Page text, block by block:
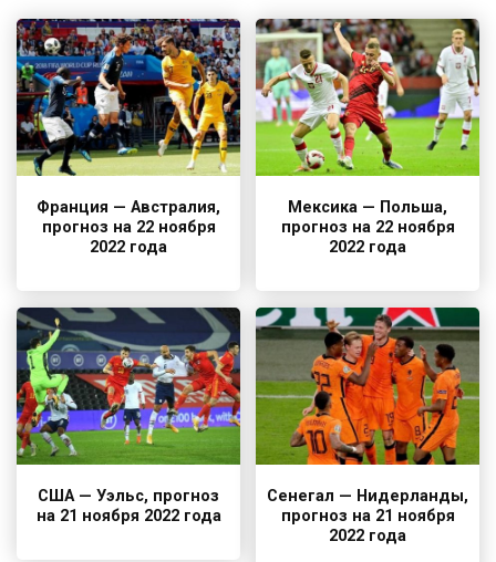
Франция — Австралия,
прогноз на 22 ноября
2022 года
Мексика — Польша,
прогноз на 22 ноября
2022 года
США — Уэльс, прогноз
на 21 ноября 2022 года
Сенегал — Нидерланды,
прогноз на 21 ноября
2022 года